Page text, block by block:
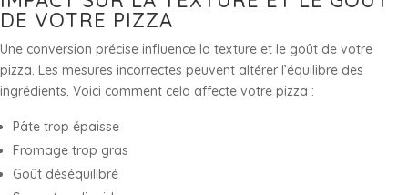
DE VOTRE PIZZA
Une conversion précise influence la texture et le goût de votre
pizza. Les mesures incorrectes peuvent altérer l’équilibre des
ingrédients. Voici comment cela affecte votre pizza :
Pâte trop épaisse
Fromage trop gras
Goût déséquilibré